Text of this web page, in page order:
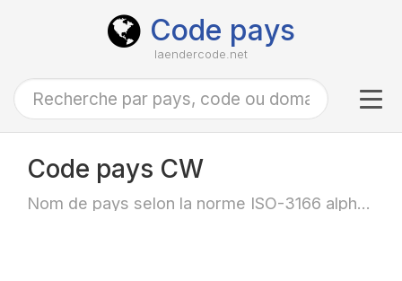
Code pays
laendercode.net
Code pays CW
Nom de pays selon la norme ISO-3166 alpha-2